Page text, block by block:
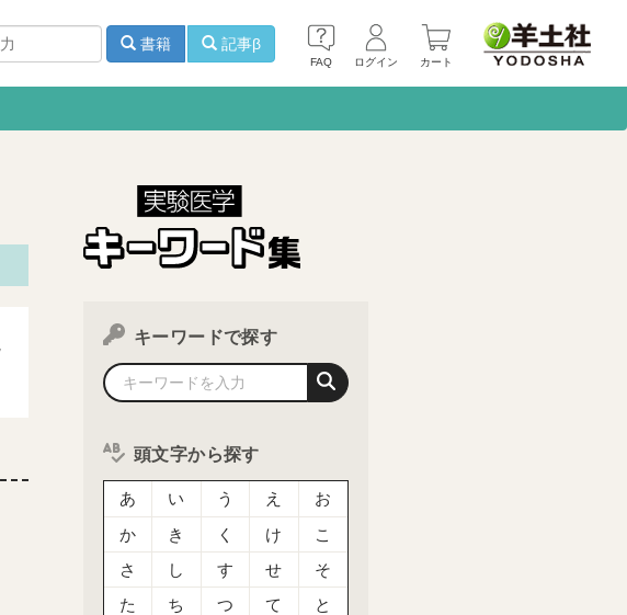
FAQ ログイン カート
書籍 記事β
キーワードで探す
頭文字から探す
あ い う え
お
か
き く け
こ
さ
し す せ
そ
た
ち つ て
と